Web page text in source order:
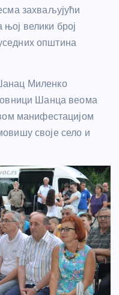
захваљујући
велики број
општина
Миленко
Шанца веома
манифестацијом
своје село и